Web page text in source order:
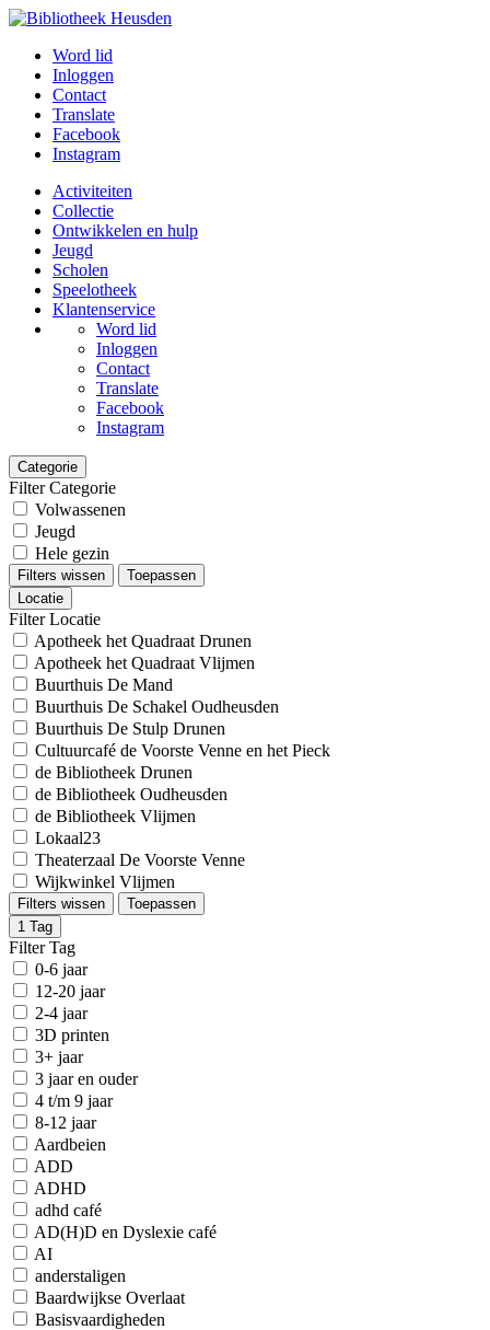
Word lid
Inloggen
Contact
Translate
Facebook
Instagram
Activiteiten
Collectie
Ontwikkelen en hulp
Jeugd
Scholen
Speelotheek
Klantenservice
Word lid
Inloggen
Contact
Translate
Facebook
Instagram
Categorie
Filter Categorie
Volwassenen
Jeugd
Hele gezin
Filters wissen
Toepassen
Locatie
Filter Locatie
Apotheek het Quadraat Drunen
Apotheek het Quadraat Vlijmen
Buurthuis De Mand
Buurthuis De Schakel Oudheusden
Buurthuis De Stulp Drunen
Cultuurcafé de Voorste Venne en het Pieck
de Bibliotheek Drunen
de Bibliotheek Oudheusden
de Bibliotheek Vlijmen
Lokaal23
Theaterzaal De Voorste Venne
Wijkwinkel Vlijmen
Filters wissen
Toepassen
1 Tag
Filter Tag
0-6 jaar
12-20 jaar
2-4 jaar
3D printen
3+ jaar
3 jaar en ouder
4 t/m 9 jaar
8-12 jaar
Aardbeien
ADD
ADHD
adhd café
AD(H)D en Dyslexie café
AI
anderstaligen
Baardwijkse Overlaat
Basisvaardigheden